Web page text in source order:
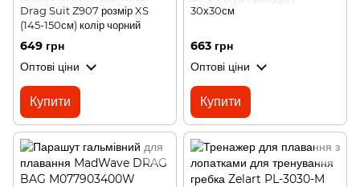
Drag Suit Z907 розмір XS
(145-150см) колір чорний
649 грн
Оптові ціни
Купити
30х30см
663 грн
Оптові ціни
Купити